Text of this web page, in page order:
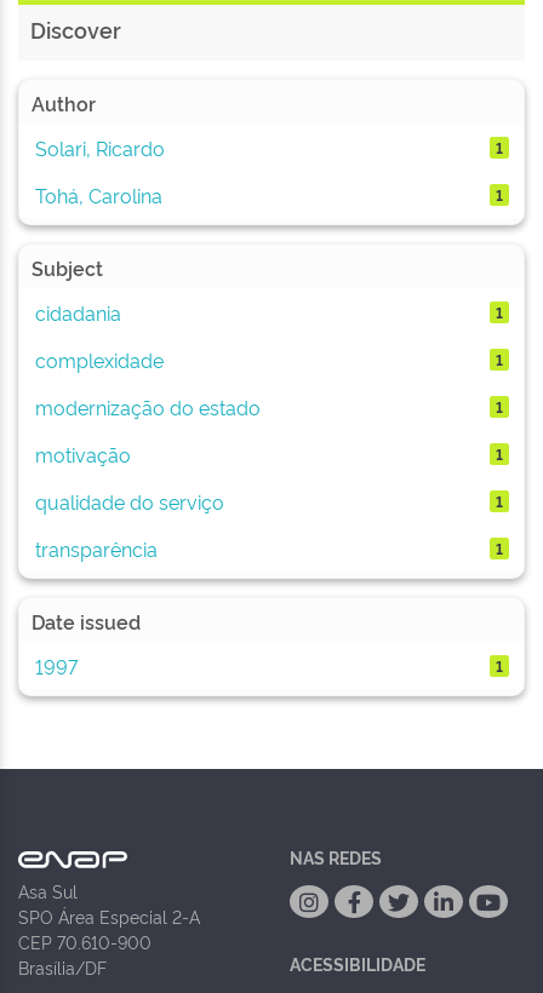
Discover
Author
Solari, Ricardo
1
Tohá, Carolina 1
Subject
cidadania
1
complexidade 1
modernização do estado 1
motivação 1
qualidade do serviço 1
transparência 1
Date issued
1997
1
Asa Sul
SPO Área Especial 2-A
CEP 70.610-900
Brasília/DF
NAS REDES
ACESSIBILIDADE